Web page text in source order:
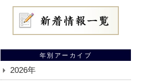
年別アーカイブ
2026年